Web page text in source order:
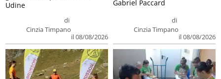
di
Cinzia Timpano
il 08/08/2026
Udine
di
Cinzia Timpano
il 08/08/2026
Gabriel Paccard